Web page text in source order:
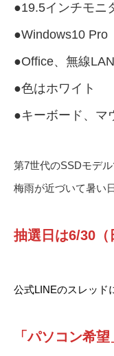
●19.5インチモニ
●Windows10 Pro
●Office、無線LAN
●色はホワイト
●キーボード、マ
第7世代のSSDモデ
梅雨が近づいて暑い
抽選日は6/30（
公式LINEのスレッド
「パソコン希望